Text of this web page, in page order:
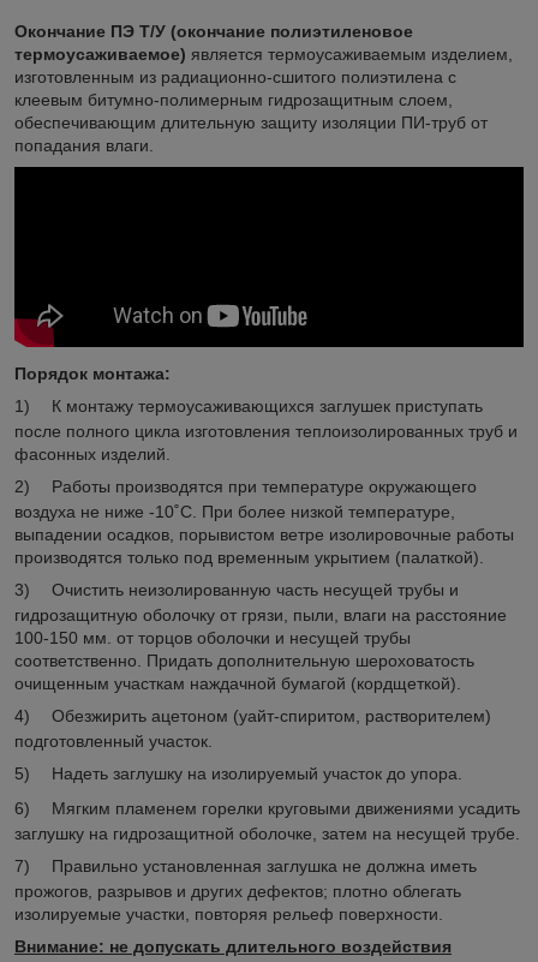
Окончание ПЭ Т/У (окончание полиэтиленовое
термоусаживаемое) является термоусаживаемым изделием,
изготовленным из радиационно-сшитого полиэтилена с
клеевым битумно-полимерным гидрозащитным слоем,
обеспечивающим длительную защиту изоляции ПИ-труб от
попадания влаги.
Порядок монтажа:
1)
К монтажу термоусаживающихся заглушек приступать
после полного цикла изготовления теплоизолированных труб и
фасонных изделий.
2)
Работы производятся при температуре окружающего
воздуха не ниже -10˚С. При более низкой температуре,
выпадении осадков, порывистом ветре изолировочные работы
производятся только под временным укрытием (палаткой).
3)
Очистить неизолированную часть несущей трубы и
гидрозащитную оболочку от грязи, пыли, влаги на расстояние
100-150 мм. от торцов оболочки и несущей трубы
соответственно. Придать дополнительную шероховатость
очищенным участкам наждачной бумагой (кордщеткой).
4)
Обезжирить ацетоном (уайт-спиритом, растворителем)
подготовленный участок.
5)
Надеть заглушку на изолируемый участок до упора.
6)
Мягким пламенем горелки круговыми движениями усадить
заглушку на гидрозащитной оболочке, затем на несущей трубе.
7)
Правильно установленная заглушка не должна иметь
прожогов, разрывов и других дефектов; плотно облегать
изолируемые участки, повторяя рельеф поверхности.
Внимание: не допускать длительного воздействия